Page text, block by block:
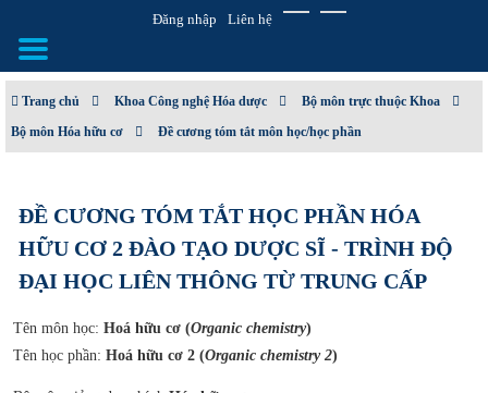
Đăng nhập Liên hệ
GIỚI THIỆU
TUYỂN SINH
ĐÀO TẠO
ĐẢM BẢO CHẤT LƯỢNG
Trang chủ Khoa Công nghệ Hóa dược
Bộ môn trực thuộc Khoa
Bộ môn Hóa hữu cơ
Đề cương tóm tắt môn học/học phần
ĐỀ CƯƠNG TÓM TẮT HỌC PHẦN HÓA
HỮU CƠ 2 ĐÀO TẠO DƯỢC SĨ - TRÌNH ĐỘ
ĐẠI HỌC LIÊN THÔNG TỪ TRUNG CẤP
Tên môn học: Hoá hữu cơ (Organic chemistry)
Tên học phần:Hoá hữu cơ 2 (Organic chemistry 2)